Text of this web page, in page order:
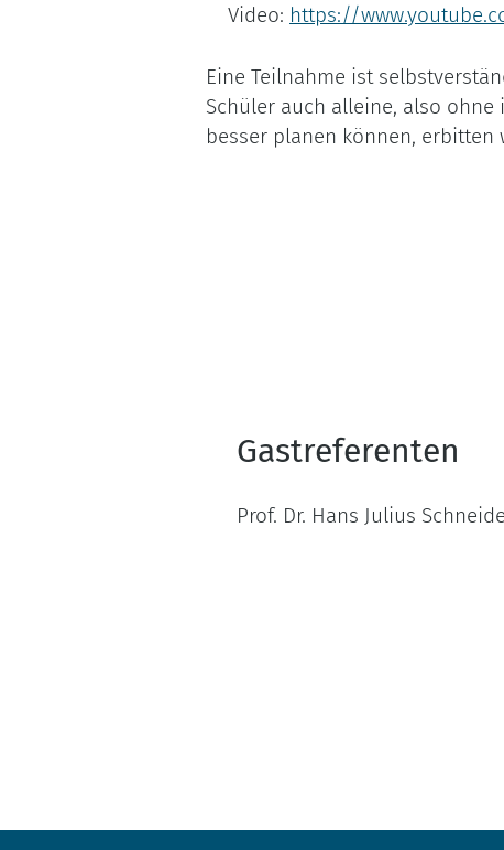
Video: https://
Eine Teilnahme ist
Schüler auch alleine, also
besser planen können, erbitten
Gastreferenten
Prof. Dr. Hans Julius